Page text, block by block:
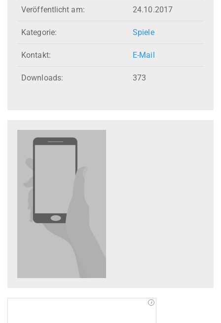
Veröffentlicht am: 24.10.2017
Kategorie: Spiele
Kontakt: E-Mail
Downloads: 373